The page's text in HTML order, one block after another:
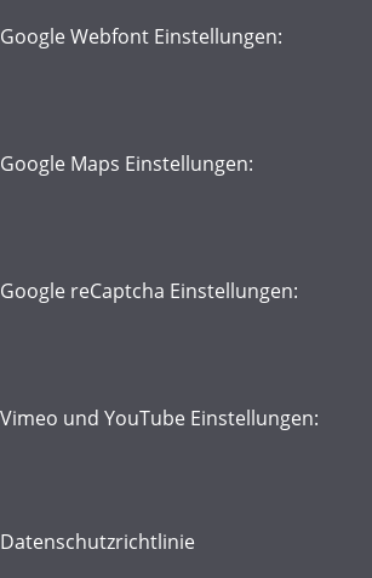
Google Webfont Einstellungen:
Google Maps Einstellungen:
Google reCaptcha Einstellungen:
Vimeo und YouTube Einstellungen:
Datenschutzrichtlinie